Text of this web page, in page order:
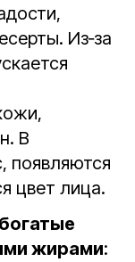
Из‑за
В
появляются
цвет лица.
жирами: